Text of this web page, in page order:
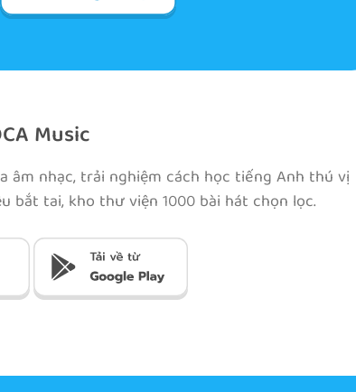
Music
âm nhạc, trải nghiệm cách học tiếng Anh thú vị
bắt tai, kho thư viện 1000 bài hát chọn lọc.